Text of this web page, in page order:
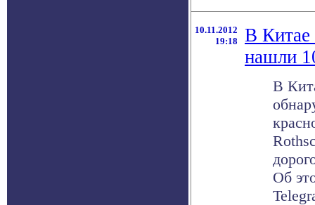
10.11.2012
19:18
В Китае
нашли
В
Об